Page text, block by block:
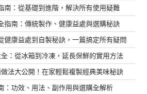
南：從基礎到進階，解決所有使用疑難
指南：傳統製作、健康益處與選購秘訣
健康益處到自製秘訣，一篇搞定所有疑問
：從冰箱到冷凍，延長保鮮的實用方法
法大公開！在家輕鬆複製經典美味秘訣
：功效、用法、副作用與選購全解析